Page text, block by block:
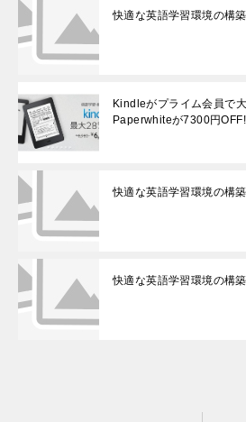
快適な英語学習環境の構築
Kindleがプライム会員で
Paperwhiteが7300円OFF!
快適な英語学習環境の構築
快適な英語学習環境の構